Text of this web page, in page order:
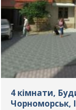
4 кімнати,
Чорноморськ,